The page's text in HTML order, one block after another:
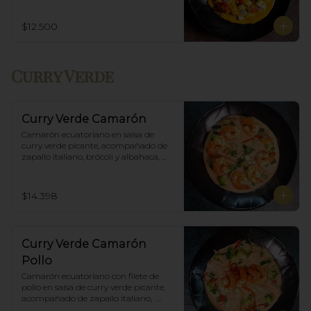
$12.500
Curry Verde
Curry Verde Camarón
Camarón ecuatoriano en salsa de
curry verde picante, acompañado de
zapallo italiano, brócoli y albahaca,
$14.398
Curry Verde Camarón
Pollo
Camarón ecuatoriano con filete de
pollo en salsa de curry verde picante,
acompañado de zapallo italiano,